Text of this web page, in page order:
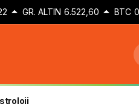
GR. ALTIN 6.522,60 BTC